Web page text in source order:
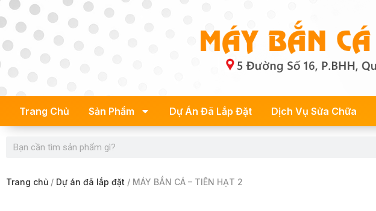
Skip
to
content
Trang Chủ Sản Phẩm Dự Án Đã Lắp Đặt Dịch Vụ Sửa Chữa
Search
Trang chủ / Dự án đã lắp đặt / MÁY BẮN CÁ – TIÊN HẠT 2